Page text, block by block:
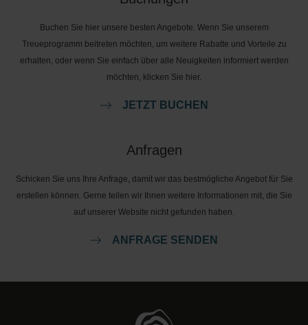
Buchen Sie hier unsere besten Angebote. Wenn Sie unserem
Treueprogramm beitreten möchten, um weitere Rabatte und Vorteile zu
erhalten, oder wenn Sie einfach über alle Neuigkeiten informiert werden
möchten, klicken Sie hier.
JETZT BUCHEN
Anfragen
Schicken Sie uns Ihre Anfrage, damit wir das bestmögliche Angebot für Sie
erstellen können. Gerne teilen wir Ihnen weitere Informationen mit, die Sie
auf unserer Website nicht gefunden haben.
ANFRAGE SENDEN